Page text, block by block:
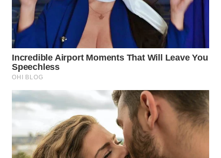
WN
INDRAMAYU
WN
KUNINGAN
WN
MAJALENGKA
SUBANG